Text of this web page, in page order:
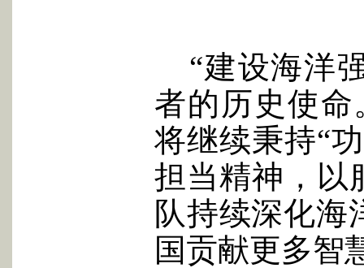
“建设海洋
者的历史使命
将继续秉持“
担当精神，以
队持续深化海
国贡献更多智